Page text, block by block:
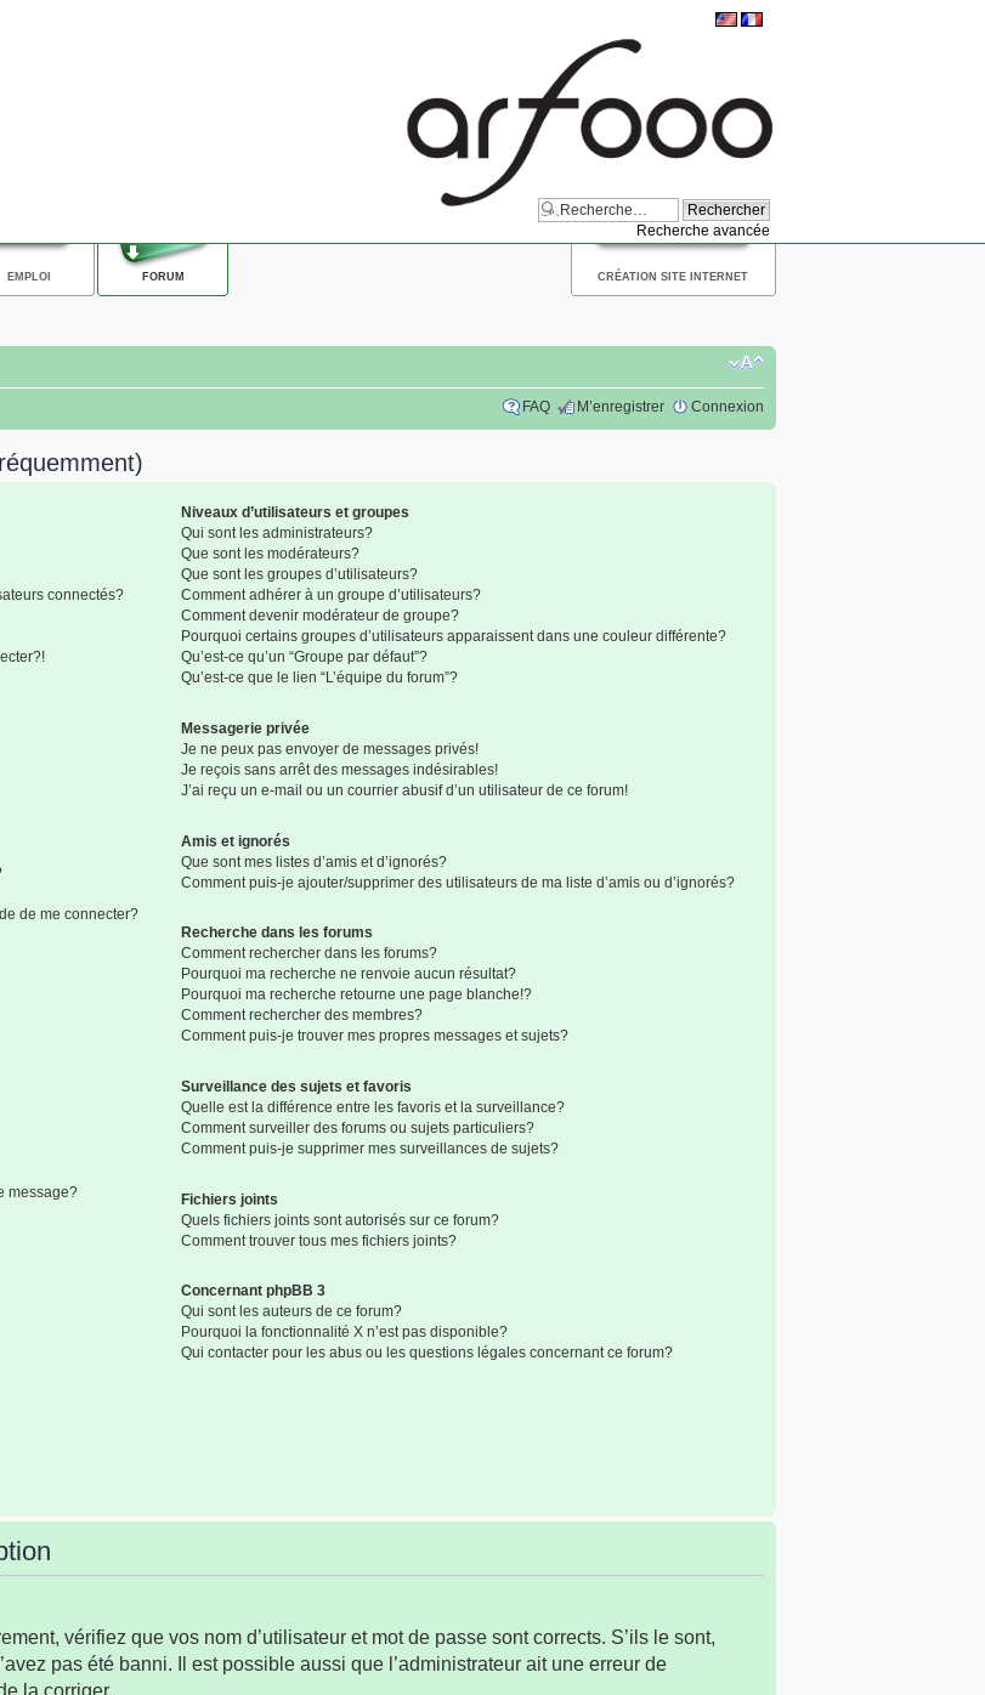
Recherche avancée
EMPLOI FORUM CRÉATION SITE INTERNET
FAQ M’enregistrer Connexion
connectés?
de me connecter?
message?
Niveaux d’utilisateurs et groupes
Qui sont les administrateurs?
Que sont les modérateurs?
Que sont les groupes d’utilisateurs?
Comment adhérer à un groupe d’utilisateurs?
Comment devenir modérateur de groupe?
Pourquoi certains groupes d’utilisateurs apparaissent dans une couleur différente?
Qu’est-ce qu’un “Groupe par défaut”?
Qu’est-ce que le lien “L’équipe du forum”?
Messagerie privée
Je ne peux pas envoyer de messages privés!
Je reçois sans arrêt des messages indésirables!
J’ai reçu un e-mail ou un courrier abusif d’un utilisateur de ce forum!
Amis et ignorés
Que sont mes listes d’amis et d’ignorés?
Comment puis-je ajouter/supprimer des utilisateurs de ma liste d’amis ou d’ignorés?
Recherche dans les forums
Comment rechercher dans les forums?
Pourquoi ma recherche ne renvoie aucun résultat?
Pourquoi ma recherche retourne une page blanche!?
Comment rechercher des membres?
Comment puis-je trouver mes propres messages et sujets?
Surveillance des sujets et favoris
Quelle est la différence entre les favoris et la surveillance?
Comment surveiller des forums ou sujets particuliers?
Comment puis-je supprimer mes surveillances de sujets?
Fichiers joints
Quels fichiers joints sont autorisés sur ce forum?
Comment trouver tous mes fichiers joints?
Concernant phpBB 3
Qui sont les auteurs de ce forum?
Pourquoi la fonctionnalité X n’est pas disponible?
Qui contacter pour les abus ou les questions légales concernant ce forum?
vérifiez que vos nom d’utilisateur et mot de passe sont corrects. S’ils le sont,
pas été banni. Il est possible aussi que l’administrateur ait une erreur de
la corriger.